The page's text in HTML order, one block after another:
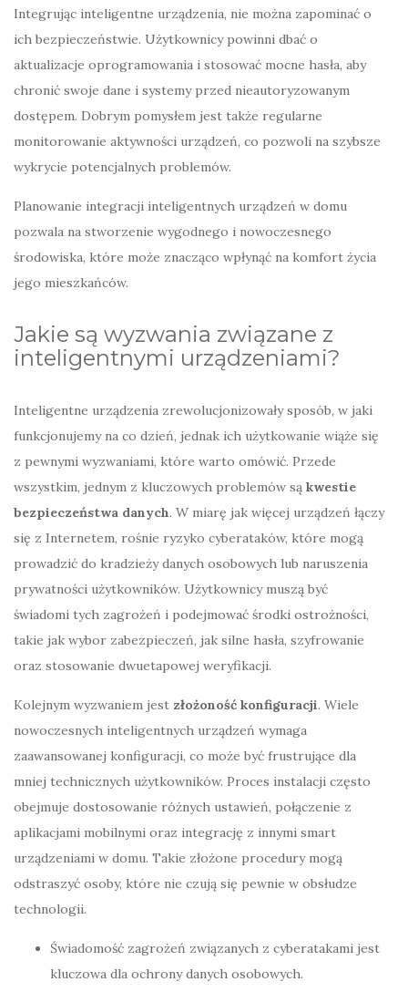
Integrując inteligentne urządzenia, nie można zapominać o
ich bezpieczeństwie. Użytkownicy powinni dbać o
aktualizacje oprogramowania i stosować mocne hasła, aby
chronić swoje dane i systemy przed nieautoryzowanym
dostępem. Dobrym pomysłem jest także regularne
monitorowanie aktywności urządzeń, co pozwoli na szybsze
wykrycie potencjalnych problemów.
Planowanie integracji inteligentnych urządzeń w domu
pozwala na stworzenie wygodnego i nowoczesnego
środowiska, które może znacząco wpłynąć na komfort życia
jego mieszkańców.
Jakie są wyzwania związane z
inteligentnymi urządzeniami?
Inteligentne urządzenia zrewolucjonizowały sposób, w jaki
funkcjonujemy na co dzień, jednak ich użytkowanie wiąże się
z pewnymi wyzwaniami, które warto omówić. Przede
wszystkim, jednym z kluczowych problemów są kwestie
bezpieczeństwa danych. W miarę jak więcej urządzeń łączy
się z Internetem, rośnie ryzyko cyberataków, które mogą
prowadzić do kradzieży danych osobowych lub naruszenia
prywatności użytkowników. Użytkownicy muszą być
świadomi tych zagrożeń i podejmować środki ostrożności,
takie jak wybor zabezpieczeń, jak silne hasła, szyfrowanie
oraz stosowanie dwuetapowej weryfikacji.
Kolejnym wyzwaniem jest złożoność konfiguracji. Wiele
nowoczesnych inteligentnych urządzeń wymaga
zaawansowanej konfiguracji, co może być frustrujące dla
mniej technicznych użytkowników. Proces instalacji często
obejmuje dostosowanie różnych ustawień, połączenie z
aplikacjami mobilnymi oraz integrację z innymi smart
urządzeniami w domu. Takie złożone procedury mogą
odstraszyć osoby, które nie czują się pewnie w obsłudze
technologii.
Świadomość zagrożeń związanych z cyberatakami jest
kluczowa dla ochrony danych osobowych.